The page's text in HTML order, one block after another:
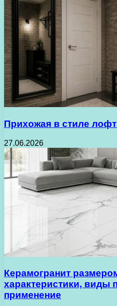
Прихожая в стиле
27.06.2026
Керамогранит
характеристики, виды
применение